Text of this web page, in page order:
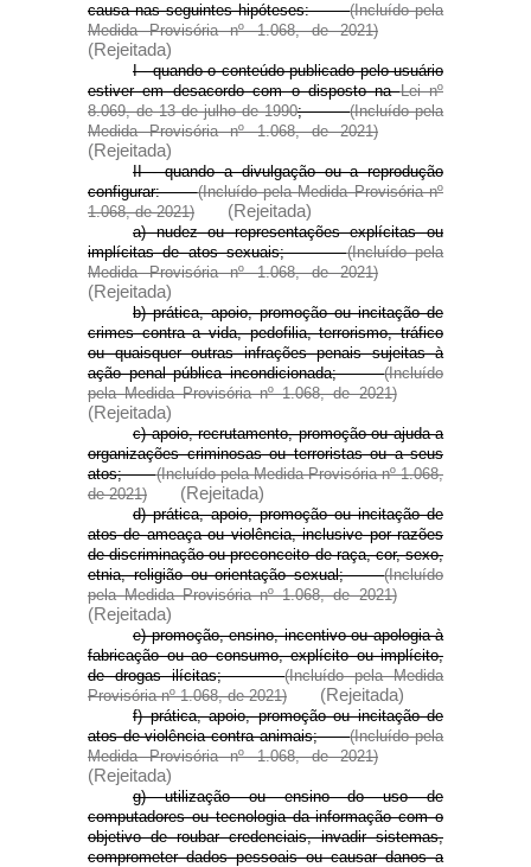
causa nas seguintes hipóteses:(Incluído pela
Medida Provisória nº 1.068, de 2021)
(Rejeitada)
I - quando o conteúdo publicado pelo usuário
estiver em desacordo com o disposto naLei nº
8.069, de 13 de julho de 1990;(Incluído pela
Medida Provisória nº 1.068, de 2021)
(Rejeitada)
II - quando a divulgação ou a reprodução
configurar:(Incluído pela Medida Provisória nº
1.068, de 2021)
(Rejeitada)
a) nudez ou representações explícitas ou
implícitas de atos sexuais;(Incluído pela
Medida Provisória nº 1.068, de 2021)
(Rejeitada)
b) prática, apoio, promoção ou incitação de
crimes contra a vida, pedofilia, terrorismo, tráfico
ou quaisquer outras infrações penais sujeitas à
ação penal pública incondicionada;(Incluído
pela Medida Provisória nº 1.068, de 2021)
(Rejeitada)
c) apoio, recrutamento, promoção ou ajuda a
organizações criminosas ou terroristas ou a seus
atos;(Incluído pela Medida Provisória nº 1.068,
de 2021)
(Rejeitada)
d) prática, apoio, promoção ou incitação de
atos de ameaça ou violência, inclusive por razões
de discriminação ou preconceito de raça, cor, sexo,
etnia, religião ou orientação sexual;(Incluído
pela Medida Provisória nº 1.068, de 2021)
(Rejeitada)
e) promoção, ensino, incentivo ou apologia à
fabricação ou ao consumo, explícito ou implícito,
de drogas ilícitas;(Incluído pela Medida
Provisória nº 1.068, de 2021)
(Rejeitada)
f) prática, apoio, promoção ou incitação de
atos de violência contra animais;(Incluído pela
Medida Provisória nº 1.068, de 2021)
(Rejeitada)
g) utilização ou ensino do uso de
computadores ou tecnologia da informação com o
objetivo de roubar credenciais, invadir sistemas,
comprometer dados pessoais ou causar danos a